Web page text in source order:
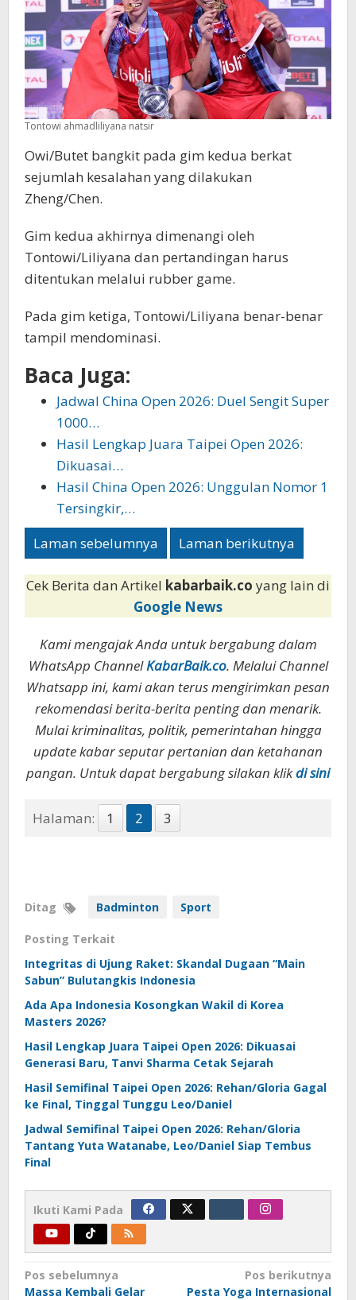
Tontowi ahmadliliyana natsir
Owi/Butet bangkit pada gim kedua berkat
sejumlah kesalahan yang dilakukan
Zheng/Chen.
Gim kedua akhirnya dimenangi oleh
Tontowi/Liliyana dan pertandingan harus
ditentukan melalui rubber game.
Pada gim ketiga, Tontowi/Liliyana benar-benar
tampil mendominasi.
Baca Juga:
Jadwal China Open 2026: Duel Sengit Super
1000…
Hasil Lengkap Juara Taipei Open 2026:
Dikuasai…
Hasil China Open 2026: Unggulan Nomor 1
Tersingkir,…
Laman sebelumnya
Laman berikutnya
Cek Berita dan Artikel kabarbaik.co yang lain di
Google News
Kami mengajak Anda untuk bergabung dalam
WhatsApp ChannelKabarBaik.co. Melalui Channel
Whatsapp ini, kami akan terus mengirimkan pesan
rekomendasi berita-berita penting dan menarik.
Mulai kriminalitas, politik, pemerintahan hingga
update kabar seputar pertanian dan ketahanan
pangan. Untuk dapat bergabung silakan klikdi sini
Halaman: 1 2 3
Ditag Badminton Sport
Posting Terkait
Integritas di Ujung Raket: Skandal Dugaan “Main
Sabun” Bulutangkis Indonesia
Ada Apa Indonesia Kosongkan Wakil di Korea
Masters 2026?
Hasil Lengkap Juara Taipei Open 2026: Dikuasai
Generasi Baru, Tanvi Sharma Cetak Sejarah
Hasil Semifinal Taipei Open 2026: Rehan/Gloria Gagal
ke Final, Tinggal Tunggu Leo/Daniel
Jadwal Semifinal Taipei Open 2026: Rehan/Gloria
Tantang Yuta Watanabe, Leo/Daniel Siap Tembus
Final
Ikuti Kami Pada
Navigasi
Pos sebelumnya
Massa Kembali Gelar
Pos berikutnya
Pesta Yoga Internasional